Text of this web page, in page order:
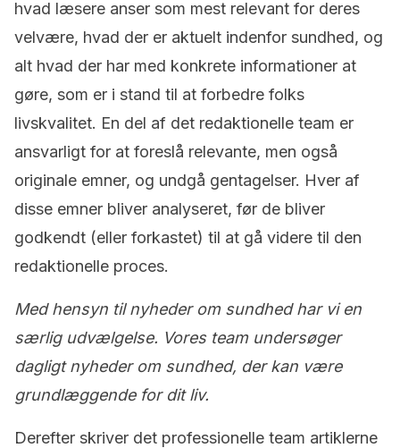
hvad læsere anser som mest relevant for deres
velvære, hvad der er aktuelt indenfor sundhed, og
alt hvad der har med konkrete informationer at
gøre, som er i stand til at forbedre folks
livskvalitet. En del af det redaktionelle team er
ansvarligt for at foreslå relevante, men også
originale emner, og undgå gentagelser. Hver af
disse emner bliver analyseret, før de bliver
godkendt (eller forkastet) til at gå videre til den
redaktionelle proces.
Med hensyn til nyheder om sundhed har vi en
særlig udvælgelse. Vores team undersøger
dagligt nyheder om sundhed, der kan være
grundlæggende for dit liv.
Derefter skriver det professionelle team artiklerne